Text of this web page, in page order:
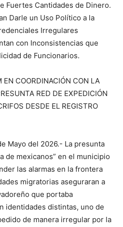
Fuertes Cantidades de Dinero.
Darle un Uso Político a la
Irregulares
con Inconsistencias que
de Funcionarios.
EN COORDINACIÓN CON LA
RED DE EXPEDICIÓN
DESDE EL REGISTRO
Mayo del 2026.- La presunta
de mexicanos” en el municipio
las alarmas en la frontera
migratorias aseguraran a
que portaba
identidades distintas, uno de
de manera irregular por la